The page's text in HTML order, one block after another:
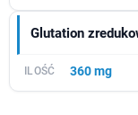
Glutation
360 mg